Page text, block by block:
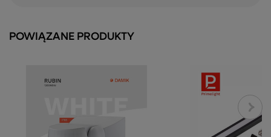
POWIĄZANE PRODUKTY